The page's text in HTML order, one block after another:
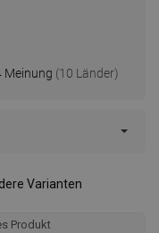
Meinung (10 Länder)
Varianten
Produkt